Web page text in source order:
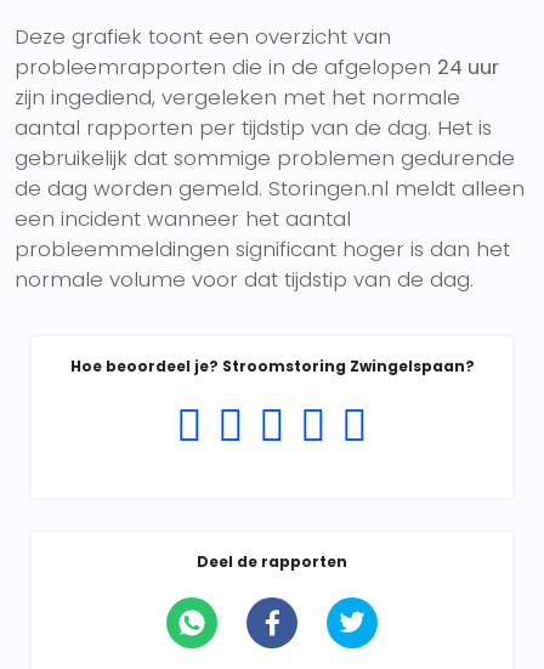
Deze grafiek toont een overzicht van
probleemrapporten die in de afgelopen 24 uur
zijn ingediend, vergeleken met het normale
aantal rapporten per tijdstip van de dag. Het is
gebruikelijk dat sommige problemen gedurende
de dag worden gemeld. Storingen.nl meldt alleen
een incident wanneer het aantal
probleemmeldingen significant hoger is dan het
normale volume voor dat tijdstip van de dag.
Hoe beoordeel je? Stroomstoring Zwingelspaan?
Deel de rapporten